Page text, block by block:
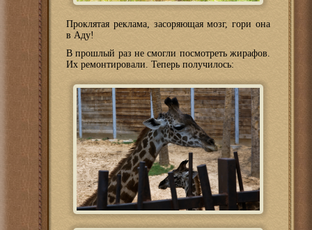
Проклятая реклама, засоряющая мозг, гори она
в Аду!
В прошлый раз не смогли посмотреть жирафов.
Их ремонтировали. Теперь получилось: